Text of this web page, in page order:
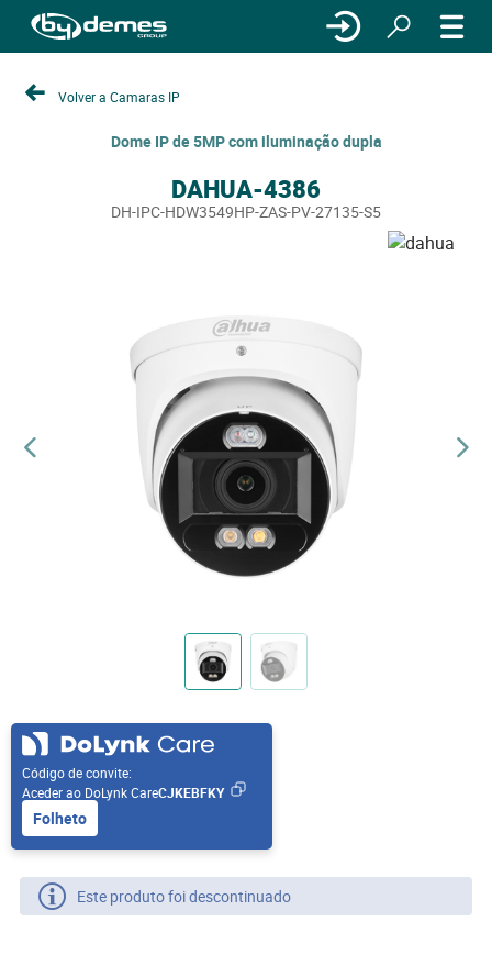
Volver a Camaras IP
Dome IP de 5MP com iluminação dupla
DAHUA-4386
DH-IPC-HDW3549HP-ZAS-PV-27135-S5
Código de convite:
Aceder ao DoLynk CareCJKEBFKY
Folheto
Este produto foi descontinuado